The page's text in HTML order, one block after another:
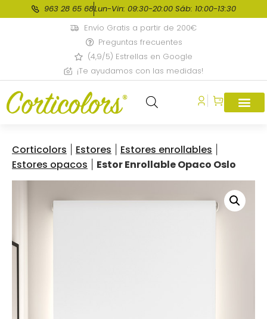
963 28 65 68Lun-Vin: 09:30-20:00 Sáb: 10:00-13:30
Envío Gratis a partir de 200€
Preguntas frecuentes
(4,9/5) Estrellas en Google
¡Te ayudamos con las medidas!
Corticolors Estores Estores enrollables
Estores opacos Estor Enrollable Opaco Oslo